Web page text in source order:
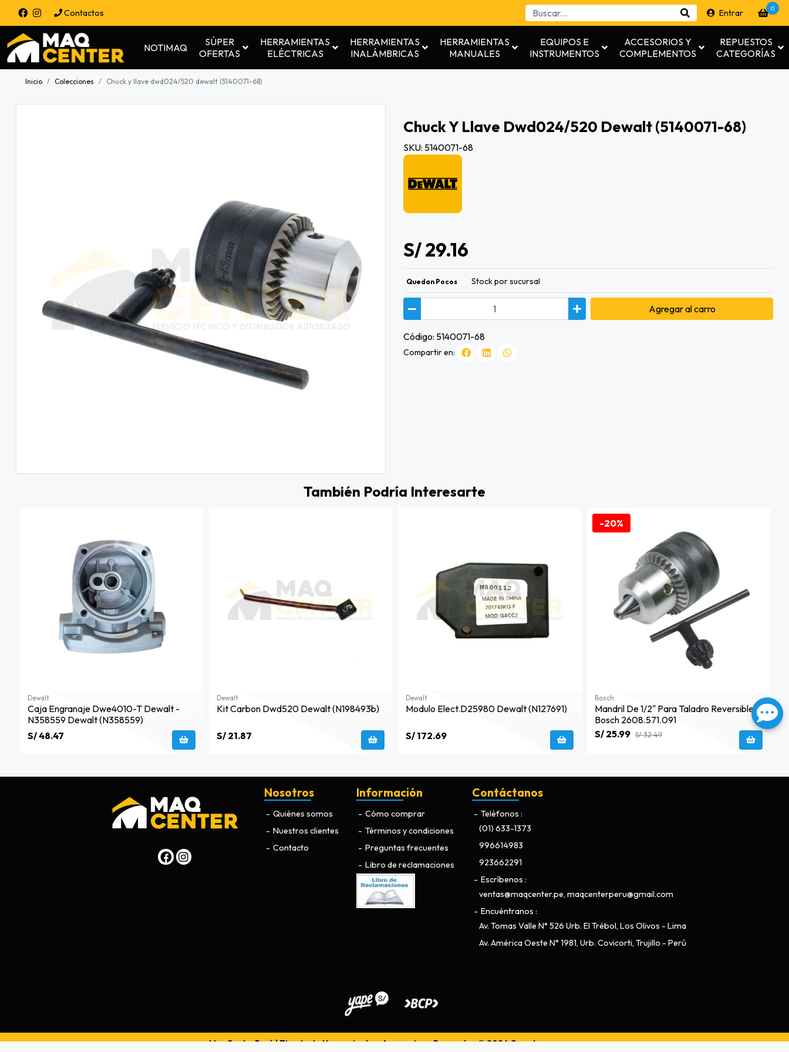
Contactos Entrar 0
NOTIMAQ
SÚPER
OFERTAS
HERRAMIENTAS
ELÉCTRICAS
HERRAMIENTAS
INALÁMBRICAS
HERRAMIENTAS
MANUALES
EQUIPOS E
INSTRUMENTOS
ACCESORIOS Y
COMPLEMENTOS
REPUESTOS
CATEGORÍAS
Inicio Colecciones Chuck y llave dwd024/520 dewalt (5140071-68)
Chuck Y Llave Dwd024/520 Dewalt (5140071-68)
SKU: 5140071-68
S/ 29.16
Quedan Pocos Stock por sucursal
Agregaral carro
Código: 5140071-68
Compartir en:
También Podría Interesarte
Dewalt
Caja Engranaje Dwe4010-T Dewalt -
N358559 Dewalt (n358559)
S/ 48.47
Dewalt
Kit Carbon Dwd520 Dewalt (n198493b)
S/ 21.87
Dewalt
Modulo Elect.d25980 Dewalt (n127691)
S/ 172.69
-20%
Bosch
Mandril De 1/2" Para Taladro Reversible
Bosch 2608.571.091
S/ 25.99 S/ 32.49
Nosotros
Quiénes somos
Nuestros clientes
Contacto
Información
Cómo comprar
Términos y condiciones
Preguntas frecuentes
Libro de reclamaciones
Contáctanos
Teléfonos
(01) 633-1373
996614983
923662291
Escríbenos
ventas@maqcenter.pe, maqcenterperu@gmail.com
Encuéntranos
Av. Tomas Valle N° 526 Urb. El Trébol, Los Olivos - Lima
Av. América Oeste N° 1981, Urb. Covicorti, Trujillo - Perú
MaqCenterPerú | Tienda de Herramientas, Accesorios y Repuestos © 2026Creado porBsale